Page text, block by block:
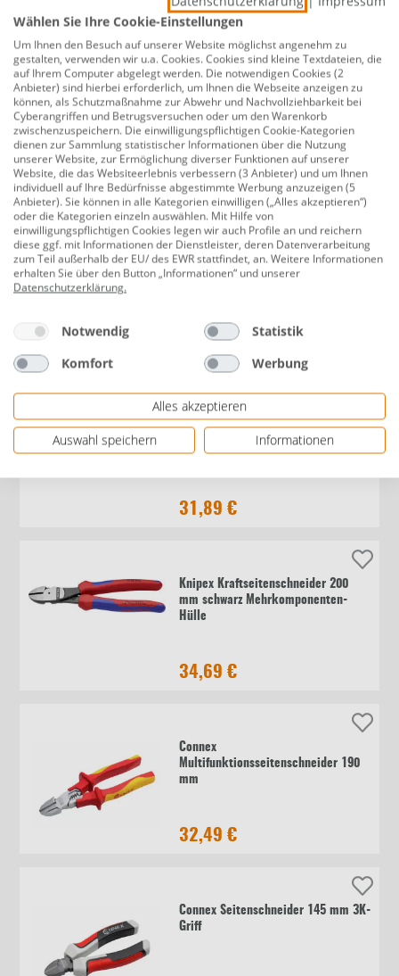
33,89 €
Knipex Super-Knips Electronic
26,49 €
Connex Seitenschneider gerade 160
mm 3K Griff
18,49 €
Knipex Seitenschneider 160 mm VDE
verchromt Mehrkomponenten Hülle
31,89 €
Knipex Kraftseitenschneider 200
mm schwarz Mehrkomponenten-
Hülle
34,69 €
Connex
Multifunktionsseitenschneider 190
mm
32,49 €
Connex Seitenschneider 145 mm 3K-
Griff
Wählen Sie Ihre Cookie-Einstellungen
Um Ihnen den Besuch auf unserer Website möglichst angenehm zu
gestalten, verwenden wir u.a. Cookies. Cookies sind kleine Textdateien, die
auf Ihrem Computer abgelegt werden. Die notwendigen Cookies (2
Anbieter) sind hierbei erforderlich, um Ihnen die Webseite anzeigen zu
können, als Schutzmaßnahme zur Abwehr und Nachvollziehbarkeit bei
Cyberangriffen und Betrugsversuchen oder um den Warenkorb
zwischenzuspeichern. Die einwilligungspflichtigen Cookie-Kategorien
dienen zur Sammlung statistischer Informationen über die Nutzung
unserer Website, zur Ermöglichung diverser Funktionen auf unserer
Website, die das Websiteerlebnis verbessern (3 Anbieter) und um Ihnen
individuell auf Ihre Bedürfnisse abgestimmte Werbung anzuzeigen (5
Anbieter). Sie können in alle Kategorien einwilligen („Alles akzeptieren“)
oder die Kategorien einzeln auswählen. Mit Hilfe von
einwilligungspflichtigen Cookies legen wir auch Profile an und reichern
diese ggf. mit Informationen der Dienstleister, deren Datenverarbeitung
zum Teil außerhalb der EU/ des EWR stattfindet, an. Weitere Informationen
erhalten Sie über den Button „Informationen“ und unserer
Datenschutzerklärung.
Notwendig
Statistik
Komfort
Werbung
Alles akzeptieren
Auswahl speichern
Informationen